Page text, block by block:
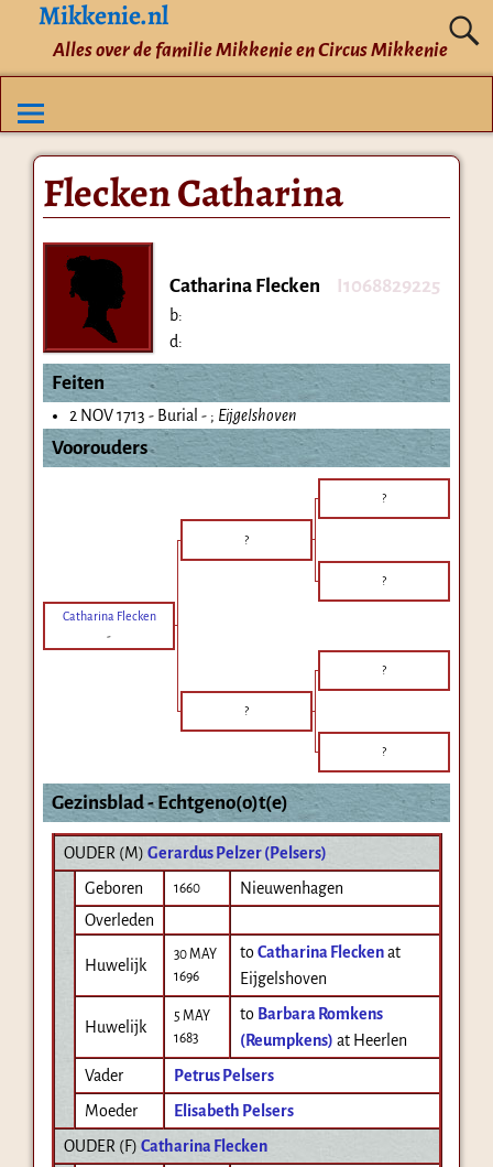
Mikkenie.nl
Alles over de familie Mikkenie en Circus Mikkenie
Flecken Catharina
Catharina Flecken I1068829225
b:
d:
Feiten
2 NOV 1713 - Burial - ; Eijgelshoven
Voorouders
?
?
?
Catharina Flecken
-
?
?
?
Gezinsblad - Echtgeno(o)t(e)
OUDER (M) Gerardus Pelzer (Pelsers)
Geboren
1660
Nieuwenhagen
Overleden
Huwelijk
30 MAY
1696
toCatharina Flecken at
Eijgelshoven
Huwelijk
5 MAY
1683
to Barbara Romkens
(Reumpkens) at Heerlen
Vader
Petrus Pelsers
Moeder
Elisabeth Pelsers
OUDER (F) Catharina Flecken